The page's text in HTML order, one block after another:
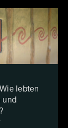
lebten
und